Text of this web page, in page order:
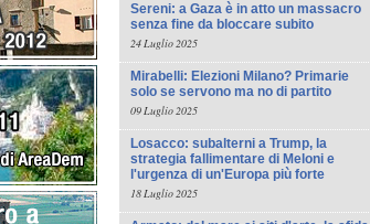
Sereni: a Gaza è in atto un massacro
senza fine da bloccare subito
24 Luglio 2025
Mirabelli: Elezioni Milano? Primarie
solo se servono ma no di partito
09 Luglio 2025
Losacco: subalterni a Trump, la
strategia fallimentare di Meloni e
l'urgenza di un'Europa più forte
18 Luglio 2025